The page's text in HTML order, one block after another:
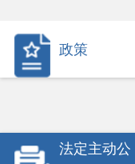
政策
法定主动公